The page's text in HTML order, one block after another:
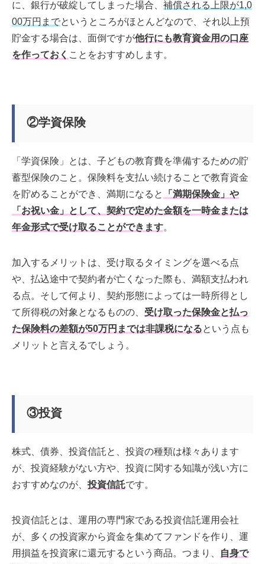
に、銀行が破綻してしまった場合、 補償される上限が1,0
00万円までというところがほとんどなので、それ以上預
貯金する場合は、面倒ですが他行にも教育資金用の口座
を作っておく ことをおすすめします。
②学資保険
「学資保険」とは、子どもの教育費を準備するための貯
蓄型保険のこと。保険料を支払い続けることで教育資金
を貯めることができ、満期になると
「満期保険金」や
「お祝い金」として、契約で定めた金額を一時金または
年金形式で受け取ることができます。
加入するメリットは、受け取るタイミングを選べる点
や、払込途中で契約者が亡くなった際も、満額支払われ
る点。そして何より、契約形態によっては一時所得とし
て所得税の対象となるものの、 受け取った保険金と払っ
た保険料の差額が50万円までは非課税になるという点も
メリットと言えるでしょう。
③投資
株式、債券、投資信託と、投資の種類は様々あります
が、投資経験がない方や、投資に関する知識が浅い方に
おすすめなのが、 投資信託です。
投資信託とは、運用の専門家である投資信託運用会社
が、多くの投資家から資金を集めてファンドを作り、運
用損益を投資家に還元するという商品。つまり、
自身で